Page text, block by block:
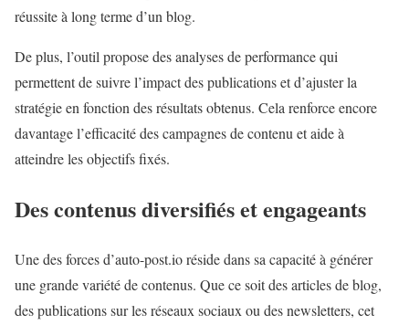
réussite à long terme d’un blog.
De plus, l’outil propose des analyses de performance qui
permettent de suivre l’impact des publications et d’ajuster la
stratégie en fonction des résultats obtenus. Cela renforce encore
davantage l’efficacité des campagnes de contenu et aide à
atteindre les objectifs fixés.
Des contenus diversifiés et engageants
Une des forces d’auto-post.io réside dans sa capacité à générer
une grande variété de contenus. Que ce soit des articles de blog,
des publications sur les réseaux sociaux ou des newsletters, cet